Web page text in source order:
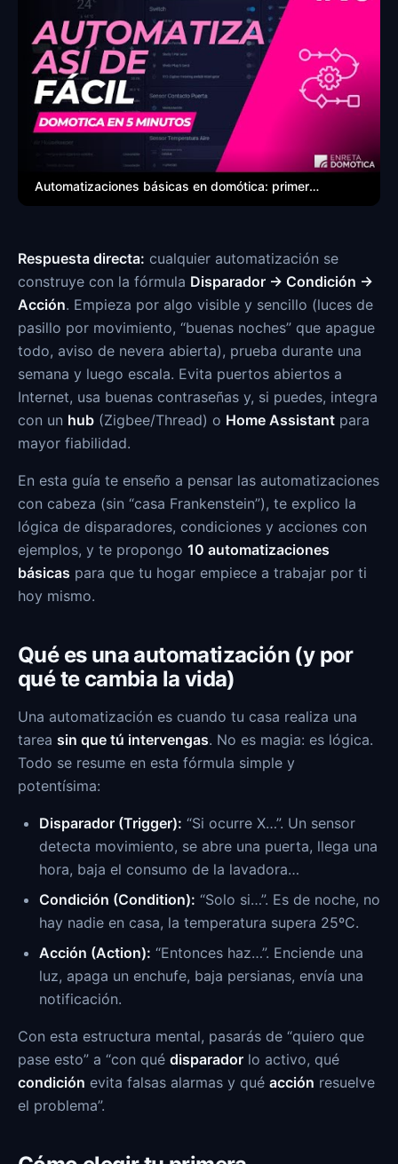
Automatizaciones básicas en domótica: primeros pasos
Respuesta directa: cualquier automatización se
construye con la fórmula Disparador → Condición →
Acción. Empieza por algo visible y sencillo (luces de
pasillo por movimiento, “buenas noches” que apague
todo, aviso de nevera abierta), prueba durante una
semana y luego escala. Evita puertos abiertos a
Internet, usa buenas contraseñas y, si puedes, integra
con un hub (Zigbee/Thread) o Home Assistant para
mayor fiabilidad.
En esta guía te enseño a pensar las automatizaciones
con cabeza (sin “casa Frankenstein”), te explico la
lógica de disparadores, condiciones y acciones con
ejemplos, y te propongo 10 automatizaciones
básicas para que tu hogar empiece a trabajar por ti
hoy mismo.
Qué es una automatización (y por
qué te cambia la vida)
Una automatización es cuando tu casa realiza una
tarea sin que tú intervengas. No es magia: es lógica.
Todo se resume en esta fórmula simple y
potentísima:
Disparador (Trigger): “Si ocurre X…”. Un sensor
detecta movimiento, se abre una puerta, llega una
hora, baja el consumo de la lavadora…
Condición (Condition): “Solo si…”. Es de noche, no
hay nadie en casa, la temperatura supera 25ºC.
Acción (Action): “Entonces haz…”. Enciende una
luz, apaga un enchufe, baja persianas, envía una
notificación.
Con esta estructura mental, pasarás de “quiero que
pase esto” a “con qué disparador lo activo, qué
condición evita falsas alarmas y qué acción resuelve
el problema”.